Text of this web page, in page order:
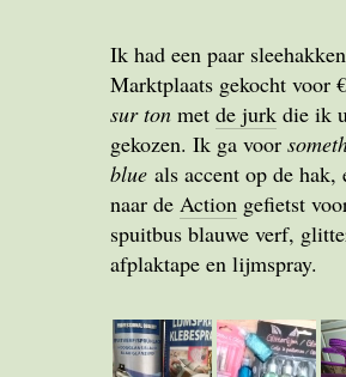
Ik had een paar
Marktplaats gekocht voor
sur ton met de jurk die ik
gekozen. Ik ga voor
blue als accent op de hak,
naar de Action gefietst
spuitbus blauwe verf,
afplaktape en lijmspray.